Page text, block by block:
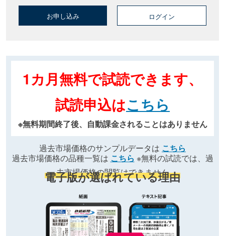
お申し込み ログイン
1カ月無料で試読できます、
試読申込はこちら
※無料期間終了後、自動課金されることはありません
過去市場価格のサンプルデータは こちら
過去市場価格の品種一覧は こちら ※無料の試読では、過
去市場価格の閲覧はできません
電子版が選ばれている理由